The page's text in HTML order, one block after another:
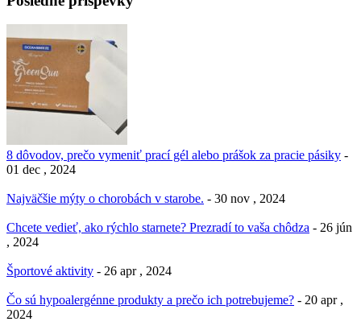
8 dôvodov, prečo vymeniť prací gél alebo prášok za pracie pásiky -
01 dec , 2024
Najväčšie mýty o chorobách v starobe. - 30 nov , 2024
Chcete vedieť, ako rýchlo starnete? Prezradí to vaša chôdza - 26 jún
, 2024
Športové aktivity - 26 apr , 2024
Čo sú hypoalergénne produkty a prečo ich potrebujeme? - 20 apr ,
2024